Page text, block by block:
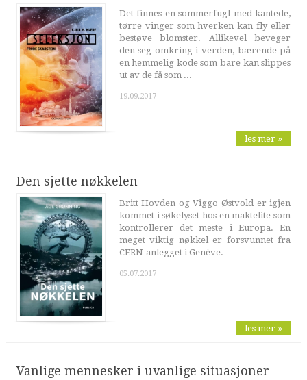
Det finnes en sommerfugl med kantede,
tørre vinger som hverken kan fly eller
bestøve blomster. Allikevel beveger
den seg omkring i verden, bærende på
en hemmelig kode som bare kan slippes
ut av de få som ...
19.09.2017
les mer »
Den sjette nøkkelen
Britt Hovden og Viggo Østvold er igjen
kommet i søkelyset hos en maktelite som
kontrollerer det meste i Europa. En
meget viktig nøkkel er forsvunnet fra
CERN-anlegget i Genève.
05.07.2017
les mer »
Vanlige mennesker i uvanlige situasjoner